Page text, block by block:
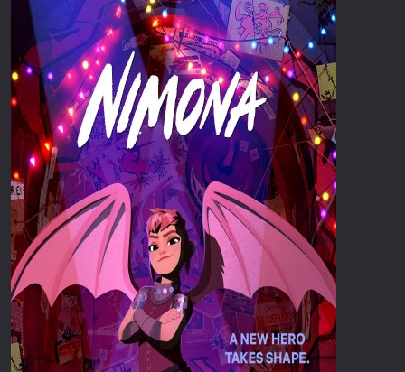
Επιστημονικής Φαντασίας
Εποχής
Ερωτικές
Ευρωπαικός Κινηματογράφος
Θρησκευτικές
Θρίλερ
Ιστορικές
Καταστροφής
Κλασσικές